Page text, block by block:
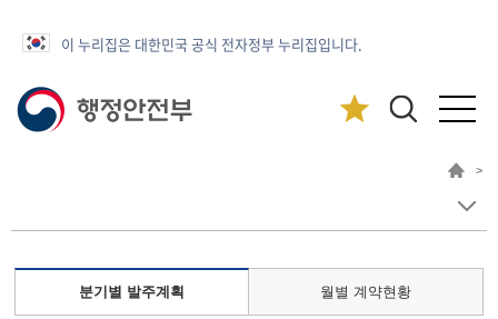
이 누리집은 대한민국 공식 전자정부 누리집입니다.
>
분기별 발주계획 월별 계약현황